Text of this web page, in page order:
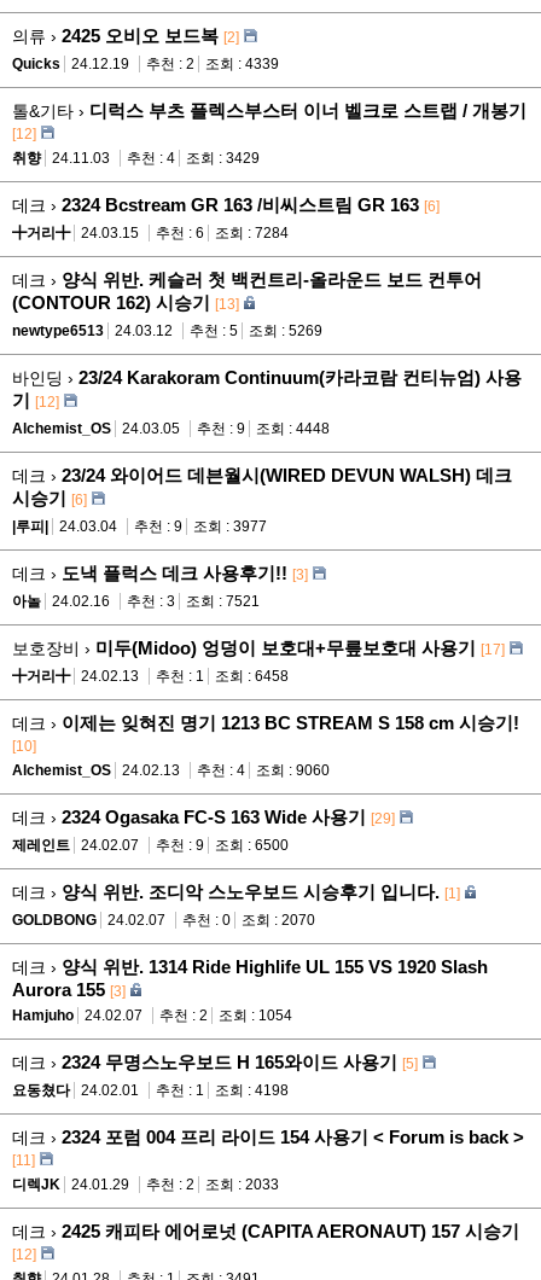
의류 › 2425 오비오 보드복 [2]
Quicks
24.12.19 추천 : 2 조회 : 4339
톨&기타 › 디럭스 부츠 플렉스부스터 이너 벨크로 스트랩 / 개봉기
[12]
취향
24.11.03 추천 : 4 조회 : 3429
데크 › 2324 Bcstream GR 163 /비씨스트림 GR 163 [6]
╋거리╋
24.03.15 추천 : 6 조회 : 7284
데크 › 양식 위반. 케슬러 첫 백컨트리-올라운드 보드 컨투어
(CONTOUR 162) 시승기 [13]
newtype6513
24.03.12 추천 : 5 조회 : 5269
바인딩 › 23/24 Karakoram Continuum(카라코람 컨티뉴엄) 사용
기 [12]
Alchemist_OS
24.03.05 추천 : 9 조회 : 4448
데크 › 23/24 와이어드 데븐월시(WIRED DEVUN WALSH) 데크
시승기 [6]
|루피|
24.03.04 추천 : 9 조회 : 3977
데크 › 도낵 플럭스 데크 사용후기!! [3]
아놀
24.02.16 추천 : 3 조회 : 7521
보호장비 › 미두(Midoo) 엉덩이 보호대+무릎보호대 사용기 [17]
╋거리╋
24.02.13 추천 : 1 조회 : 6458
데크 › 이제는 잊혀진 명기 1213 BC STREAM S 158 cm 시승기!
[10]
Alchemist_OS
24.02.13 추천 : 4 조회 : 9060
데크 › 2324 Ogasaka FC-S 163 Wide 사용기 [29]
제레인트
24.02.07 추천 : 9 조회 : 6500
데크 › 양식 위반. 조디악 스노우보드 시승후기 입니다. [1]
GOLDBONG
24.02.07 추천 : 0 조회 : 2070
데크 › 양식 위반. 1314 Ride Highlife UL 155 VS 1920 Slash
Aurora 155 [3]
Hamjuho
24.02.07 추천 : 2 조회 : 1054
데크 › 2324 무명스노우보드 H 165와이드 사용기 [5]
요동쳤다
24.02.01 추천 : 1 조회 : 4198
데크 › 2324 포럼 004 프리 라이드 154 사용기 < Forum is back >
[11]
디렉JK
24.01.29 추천 : 2 조회 : 2033
데크 › 2425 캐피타 에어로넛 (CAPITA AERONAUT) 157 시승기
[12]